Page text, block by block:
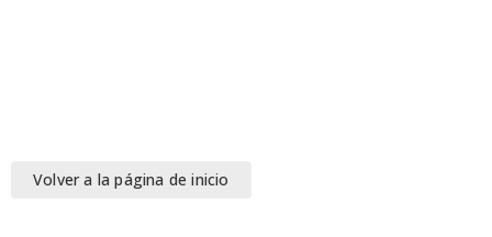
Volver a la página de inicio